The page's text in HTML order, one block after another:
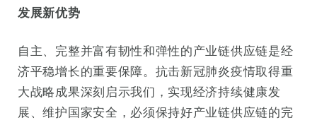
发展新优势
自主、完整并富有韧性和弹性的产业链供应链是经
济平稳增长的重要保障。抗击新冠肺炎疫情取得重
大战略成果深刻启示我们，实现经济持续健康发
展、维护国家安全，必须保持好产业链供应链的完